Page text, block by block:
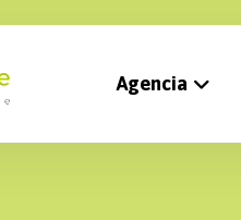
Agencia